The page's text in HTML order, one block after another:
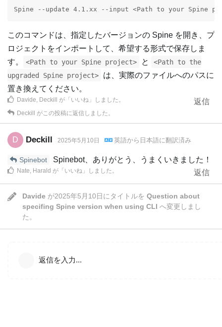
Spine --update 4.1.xx --input <Path to your Spine
このコマンドは、指定したバージョンの Spine を開き、プ
ロジェクトをインポートして、希望する形式で保存しま
す。
<Path to your Spine project> と
<Path to the
upgraded Spine project>
は、実際のファイルへのパスに
置き換えてください。
返信
Davide, Deckill が「いいね」しました。
Deckill
がこの投稿に返信しました。
D Deckill 2025年5月10日 英語から 日本語に翻訳済み
Spinebot
Spinebot、ありがとう、うまくいきました！
返信
Nate, Harald が「いいね」しました。
Davide が2025年5月10日 にタイトルを Question about
specifing Spine version when using CLI へ変更しまし
た。
返信を入力...